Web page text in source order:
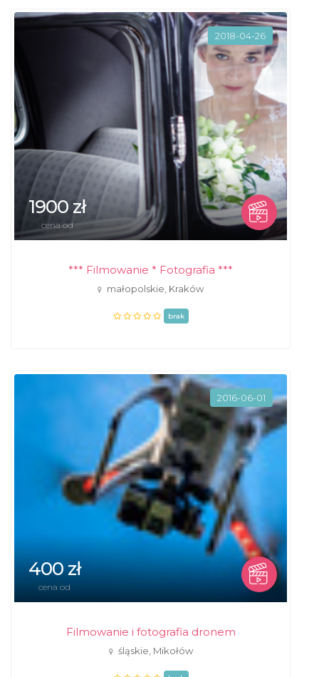
2018-04-26
1900 zł
cena od
*** Filmowanie * Fotografia ***
małopolskie, Kraków
brak
2016-06-01
400 zł
cena od
Filmowanie i fotografia dronem
śląskie, Mikołów